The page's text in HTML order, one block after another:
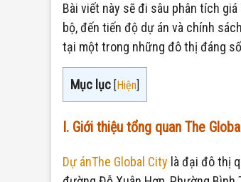
Bài viết này sẽ đi sâu phân tích
bộ, đến tiến độ dự án và chính
tại một trong những đô thị đáng
Mục lục [Hiện]
I. Giới thiệu tổng quan The
Dự ánThe Global City là đại đô thị